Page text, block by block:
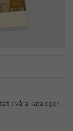
i våra kataloger.